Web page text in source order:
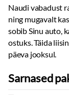
Naudi vabadust
ning mugavalt
sobib Sinu auto,
ostuks. Täida
päeva jooksul.
Sarnased